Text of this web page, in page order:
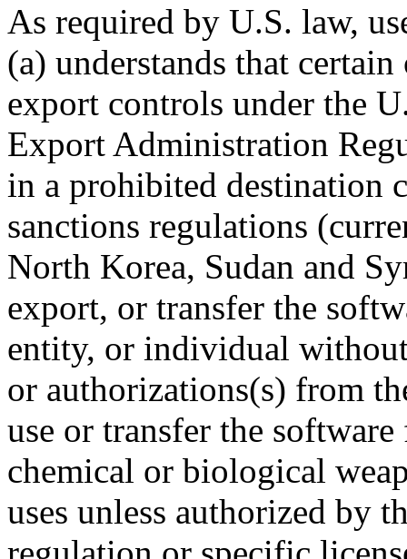
As required by U.S. law,
(a) understands that
export controls under the
Export Administration
in a prohibited destination
sanctions regulations
North Korea, Sudan and
export, or transfer the
entity, or individual
or authorizations(s) from
use or transfer the
chemical or biological
uses unless authorized by